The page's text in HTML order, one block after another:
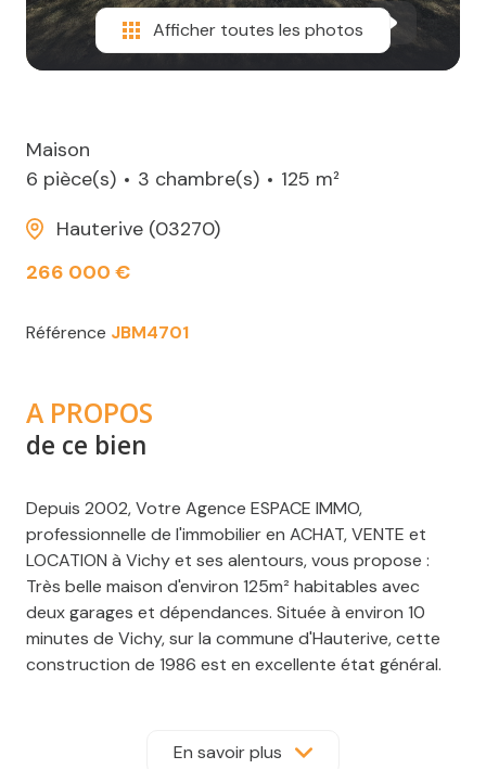
Afficher toutes les photos
Maison
6 pièce(s)
3 chambre(s)
125 m²
Hauterive (03270)
266 000 €
Référence JBM4701
A PROPOS
de ce bien
Depuis 2002, Votre Agence ESPACE IMMO,
professionnelle de l'immobilier en ACHAT, VENTE et
LOCATION à Vichy et ses alentours, vous propose :
Très belle maison d'environ 125m² habitables avec
deux garages et dépendances. Située à environ 10
minutes de Vichy, sur la commune d'Hauterive, cette
construction de 1986 est en excellente état général.
véranda agréable et lumineuse.
En savoir plus